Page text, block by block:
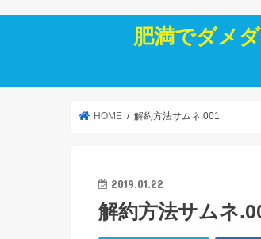
肥満でダメ
HOME 解約方法サムネ.001
2019.01.22
解約方法サムネ